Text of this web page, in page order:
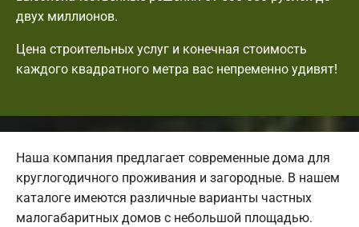
двух миллионов.
Цена строительных услуг и конечная стоимость
каждого квадратного метра вас непременно удивят!
Наша компания предлагает современные дома для
круглогодичного проживания и загородные. В нашем
каталоге имеются различные варианты частных
малогабаритных домов с небольшой площадью.